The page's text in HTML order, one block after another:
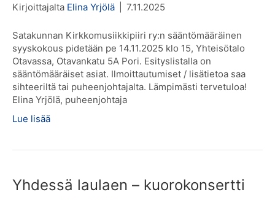
Kirjoittajalta Elina Yrjölä 7.11.2025
Satakunnan Kirkkomusiikkipiiri ry:n sääntömääräinen
syyskokous pidetään pe 14.11.2025 klo 15, Yhteisötalo
Otavassa, Otavankatu 5A Pori. Esityslistalla on
sääntömääräiset asiat. Ilmoittautumiset / lisätietoa saa
sihteeriltä tai puheenjohtajalta. Lämpimästi tervetuloa!
Elina Yrjölä, puheenjohtaja
Lue lisää
Yhdessä laulaen – kuorokonsertti